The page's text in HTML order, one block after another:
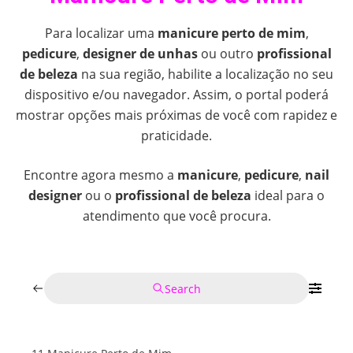
Para localizar uma manicure perto de mim,
pedicure, designer de unhasou outro profissional
de beleza na sua região, habilite a localização no seu
dispositivo e/ou navegador. Assim, o portal poderá
mostrar opções mais próximas de você com rapidez e
praticidade.
Encontre agora mesmo a manicure, pedicure, nail
designer ou o profissional de beleza ideal para o
atendimento que você procura.
Search